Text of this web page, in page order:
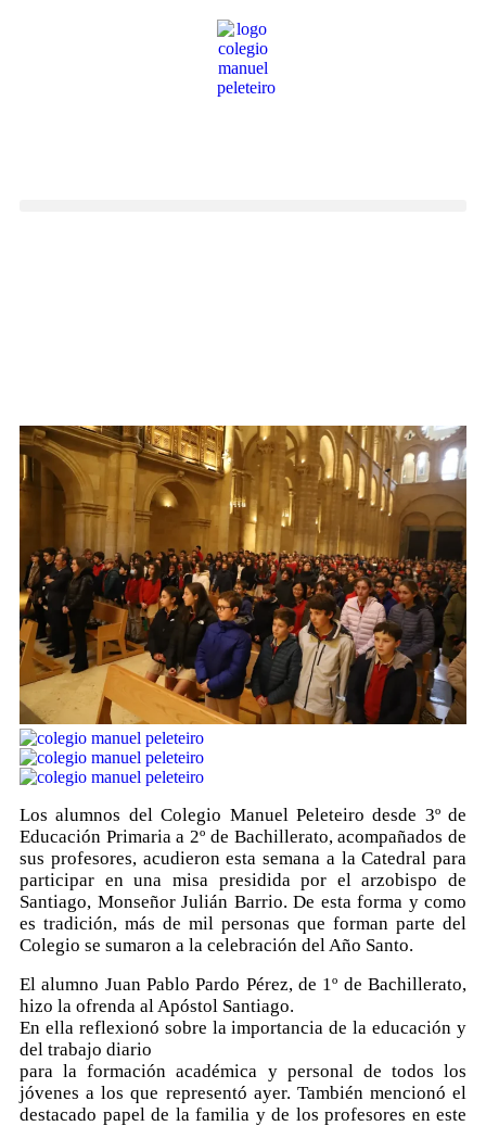
Los alumnos del Colegio Manuel Peleteiro desde 3º de
Educación Primaria a 2º de Bachillerato, acompañados de
sus profesores, acudieron esta semana a la Catedral para
participar en una misa presidida por el arzobispo de
Santiago, Monseñor Julián Barrio. De esta forma y como
es tradición, más de mil personas que forman parte del
Colegio se sumaron a la celebración del Año Santo.
El alumno Juan Pablo Pardo Pérez, de 1º de Bachillerato,
hizo la ofrenda al Apóstol Santiago.
En ella reflexionó sobre la importancia de la educación y
del trabajo diario
para la formación académica y personal de todos los
jóvenes a los que representó ayer. También mencionó el
destacado papel de la familia y de los profesores en este